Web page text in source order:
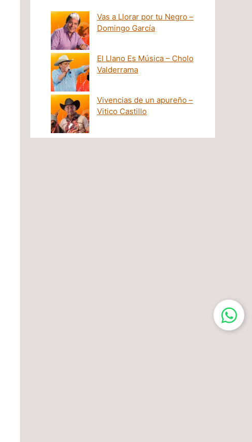
Vas a Llorar por tu Negro –
Domingo García
El Llano Es Música – Cholo
Valderrama
Vivencias de un apureño –
Vitico Castillo